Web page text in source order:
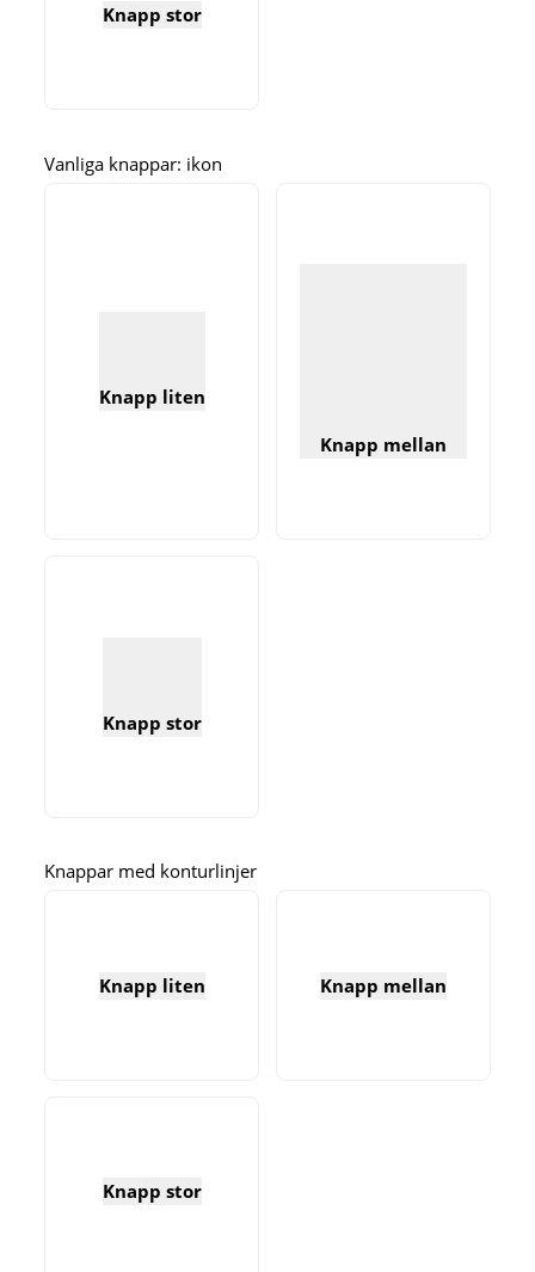
Knapp stor
Vanliga knappar: ikon
Knapp liten
Knapp mellan
Knapp stor
Knappar med konturlinjer
Knapp liten Knapp mellan
Knapp stor